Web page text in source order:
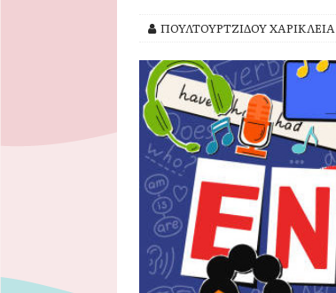
ΠΟΥΛΤΟΥΡΤΖΙΔΟΥ ΧΑΡΙΚΛΕΙΑ